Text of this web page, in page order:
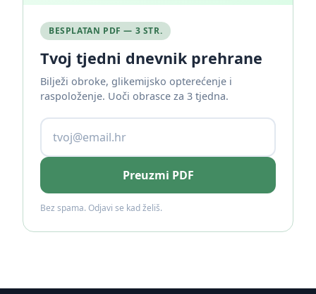
BESPLATAN PDF — 3 STR.
Tvoj tjedni dnevnik prehrane
Bilježi obroke, glikemijsko opterećenje i
raspoloženje. Uoči obrasce za 3 tjedna.
Preuzmi PDF
Bez spama. Odjavi se kad želiš.